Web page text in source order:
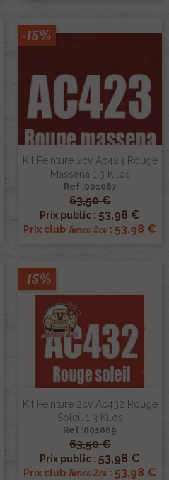
Kit Peinture 2cv Ac423 Rouge
Massena 1.3 Kilos
Ref :001067
63,50 €
Prix public : 53,98 €
Prix club Renov 2cv : 53,98 €
-15%
Kit Peinture 2cv Ac432 Rouge
Soleil 1.3 Kilos
Ref :001069
63,50 €
Prix public : 53,98 €
Prix club Renov 2cv : 53,98 €
-15%